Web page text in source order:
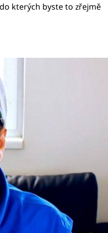
kterých byste to zřejmě